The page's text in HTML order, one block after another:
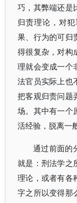
巧，其弊端还是
归责理论，对
果、行为的可归
得很复杂，对构
理就会变成一个
法官员实际上也
把客观归责问题
场。其中有一个
活经验，脱离一
通过前面的
就是：刑法学之
理论，或者有各
字之所以变得那